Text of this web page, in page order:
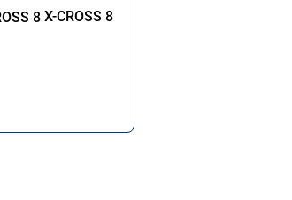
X-CROSS 8